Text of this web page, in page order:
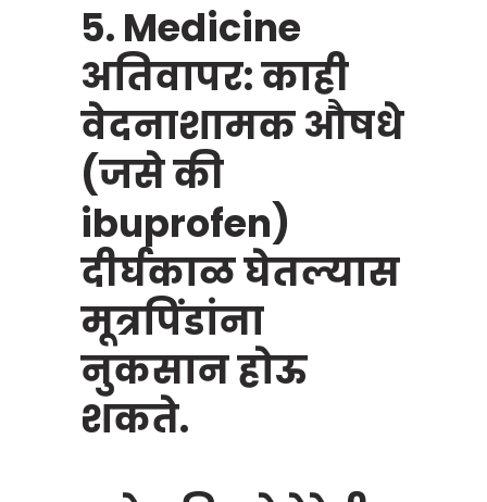
5. Medicine
अतिवापर: काही
वेदनाशामक औषधे
(जसे की
ibuprofen)
दीर्घकाळ घेतल्यास
मूत्रपिंडांना
नुकसान होऊ
शकते.